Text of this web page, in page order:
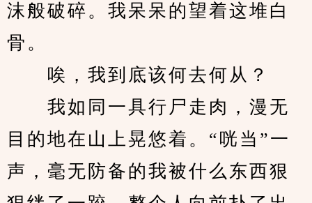
沫般破碎。我呆呆的望着这堆白
骨。
唉，我到底该何去何从？
我如同一具行尸走肉，漫无
目的地在山上晃悠着。“咣当”一
声，毫无防备的我被什么东西狠